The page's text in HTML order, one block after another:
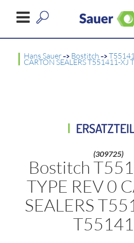
Hans Sauer-> Bostitch ->
CARTON SEALERS T551411-XJ
(309725)
Bostitch
TYPE REV 0
SEALERS